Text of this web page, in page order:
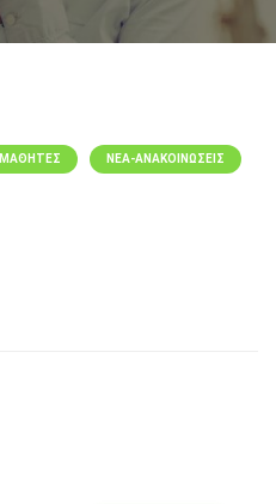
ΜΑΘΗΤΕΣ ΝΕΑ-ΑΝΑΚΟΙΝΩΣΕΙΣ